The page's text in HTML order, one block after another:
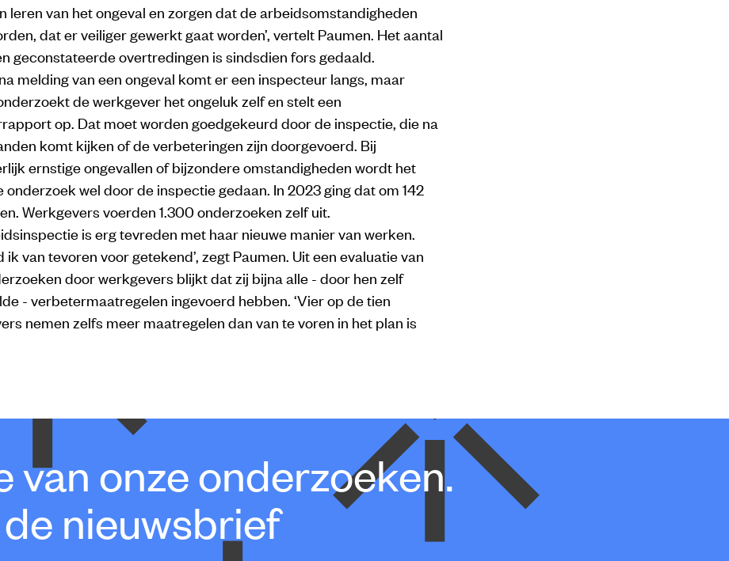
leren van het ongeval en zorgen dat de arbeidsomstandigheden
dat er veiliger gewerkt gaat worden’, vertelt Paumen. Het aantal
geconstateerde overtredingen is sindsdien fors gedaald.
melding van een ongeval komt er een inspecteur langs, maar
de werkgever het ongeluk zelf en stelt een
op. Dat moet worden goedgekeurd door de inspectie, die na
komt kijken of de verbeteringen zijn doorgevoerd. Bij
ernstige ongevallen of bijzondere omstandigheden wordt het
onderzoek wel door de inspectie gedaan. In 2023 ging dat om 142
Werkgevers voerden 1.300 onderzoeken zelf uit.
is erg tevreden met haar nieuwe manier van werken.
ik van tevoren voor getekend’, zegt Paumen. Uit een evaluatie van
door werkgevers blijkt dat zij bijna alle - door hen zelf
- verbetermaatregelen ingevoerd hebben. ‘Vier op de tien
nemen zelfs meer maatregelen dan van te voren in het plan is
van onze onderzoeken.
nieuwsbrief